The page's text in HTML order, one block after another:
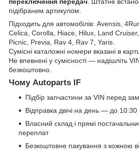
переключення передач. Штатне
підібраним артикулом.
Підходить для автомобілів: Avensis,
Celica, Corolla, Hiace, Hilux, Land
Picnic, Previa, Rav 4, Rav 7, Yaris.
Сумісні каталожні номери вказані в
Не впевнені у сумісності — надішліть
безкоштовно.
Чому Autoparts IF
Підбір запчастини за VIN перед
Відправка двічі на день — до 10:30
Власний склад і прямі
переплат
Безкоштовне пакування з кожною